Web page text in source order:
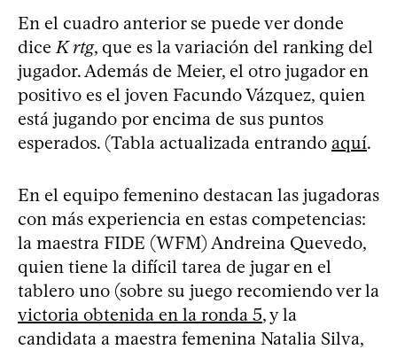
En el cuadro anterior se puede ver donde
dice K rtg, que es la variación del ranking del
jugador. Además de Meier, el otro jugador en
positivo es el joven Facundo Vázquez, quien
está jugando por encima de sus puntos
esperados. (Tabla actualizada entrando aquí.
En el equipo femenino destacan las jugadoras
con más experiencia en estas competencias:
la maestra FIDE (WFM) Andreina Quevedo,
quien tiene la difícil tarea de jugar en el
tablero uno (sobre su juego recomiendo ver la
victoria obtenida en la ronda 5, y la
candidata a maestra femenina Natalia Silva,